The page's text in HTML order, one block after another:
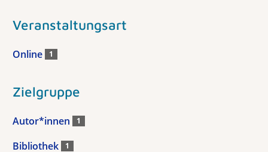
Veranstaltungsart
Online 1
Zielgruppe
Autor*innen 1
Bibliothek 1